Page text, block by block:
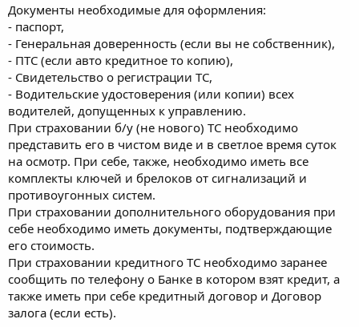
Документы необходимые для оформления:
- паспорт,
- Генеральная доверенность (если вы не собственник),
- ПТС (если авто кредитное то копию),
- Свидетельство о регистрации ТС,
- Водительские удостоверения (или копии) всех
водителей, допущенных к управлению.
При страховании б/у (не нового) ТС необходимо
представить его в чистом виде и в светлое время суток
на осмотр. При себе, также, необходимо иметь все
комплекты ключей и брелоков от сигнализаций и
противоугонных систем.
При страховании дополнительного оборудования при
себе необходимо иметь документы, подтверждающие
его стоимость.
При страховании кредитного ТС необходимо заранее
сообщить по телефону о Банке в котором взят кредит, а
также иметь при себе кредитный договор и Договор
залога (если есть).